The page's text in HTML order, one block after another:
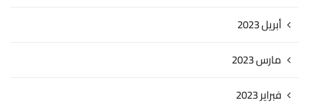
أبريل 2023
مارس 2023
فبراير 2023